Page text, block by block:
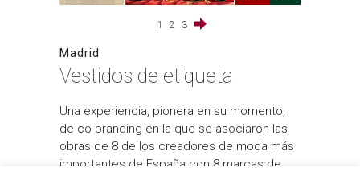
1 2 3
Madrid
Vestidos de etiqueta
Una experiencia, pionera en su momento,
de co-branding en la que se asociaron las
obras de 8 de los creadores de moda más
importantes de España con 8 marcas de